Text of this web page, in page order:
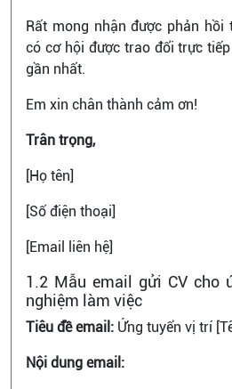
Rất mong nhận được phản
có cơ hội được trao đổi trực
gần nhất.
Em xin chân thành cảm ơn!
Trân trọng,
[Họ tên]
[Số điện thoại]
[Email liên hệ]
1.2 Mẫu email gửi CV cho
nghiệm làm việc
Tiêu đề email: Ứng tuyển vị trí
Nội dung email: